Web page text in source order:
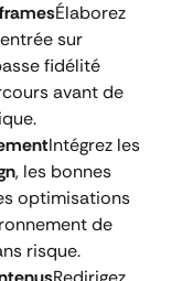
Élaborez
sur
fidélité
avant de
Intégrez les
, les bonnes
optimisations
de
risque.